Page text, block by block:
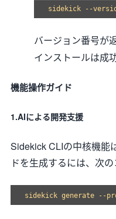
バージョン番号が
インストールは成
機能操作ガイド
1.AIによる開発支援
Sidekick CLIの中核機能
ドを生成するには、次